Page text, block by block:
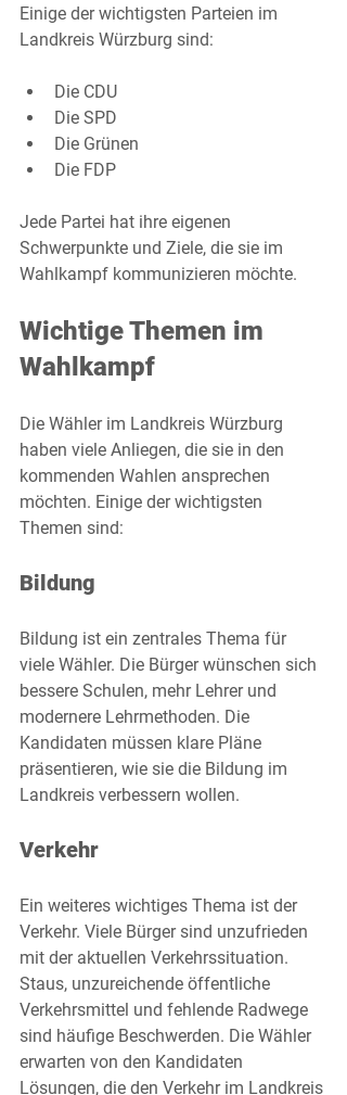
Einige der wichtigsten Parteien im
Landkreis Würzburg sind:
Die CDU
Die SPD
Die Grünen
Die FDP
Jede Partei hat ihre eigenen
Schwerpunkte und Ziele, die sie im
Wahlkampf kommunizieren möchte.
Wichtige Themen im
Wahlkampf
Die Wähler im Landkreis Würzburg
haben viele Anliegen, die sie in den
kommenden Wahlen ansprechen
möchten. Einige der wichtigsten
Themen sind:
Bildung
Bildung ist ein zentrales Thema für
viele Wähler. Die Bürger wünschen sich
bessere Schulen, mehr Lehrer und
modernere Lehrmethoden. Die
Kandidaten müssen klare Pläne
präsentieren, wie sie die Bildung im
Landkreis verbessern wollen.
Verkehr
Ein weiteres wichtiges Thema ist der
Verkehr. Viele Bürger sind unzufrieden
mit der aktuellen Verkehrssituation.
Staus, unzureichende öffentliche
Verkehrsmittel und fehlende Radwege
sind häufige Beschwerden. Die Wähler
erwarten von den Kandidaten
Lösungen, die den Verkehr im Landkreis